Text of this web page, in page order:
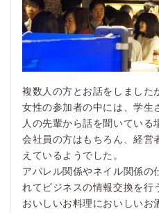
複数人の方とお話をしました
女性の参加者の中には、学生
人の先輩から話を聞いている
会社員の方はもちろん、経営
えているようでした。
アパレル関係やネイル関係の
れてビジネスの情報交換を行
おいしいお料理においしいお